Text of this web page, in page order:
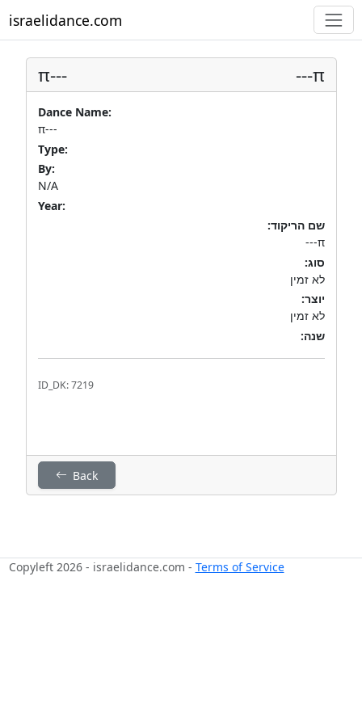
israelidance.com
π--- π---
Dance Name:
π---
Type:
By:
N/A
Year:
שם הריקוד:
π---
סוג:
לא זמין
יוצר:
לא זמין
שנה:
ID_DK: 7219
Back
Copyleft 2026 - israelidance.com - Terms of Service